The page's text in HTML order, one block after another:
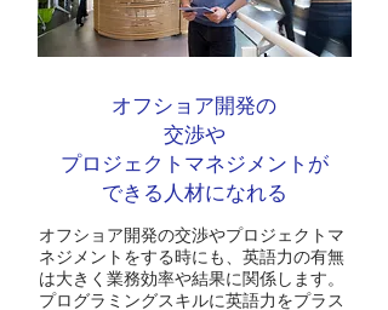
オフショア開発の
交渉や
プロジェクトマネジメントが
​できる人材になれる
オフショア開発の交渉やプロジェクトマ
ネジメントをする時にも、英語力の有無
は大きく業務効率や結果に関係します。
プログラミングスキルに英語力をプラス